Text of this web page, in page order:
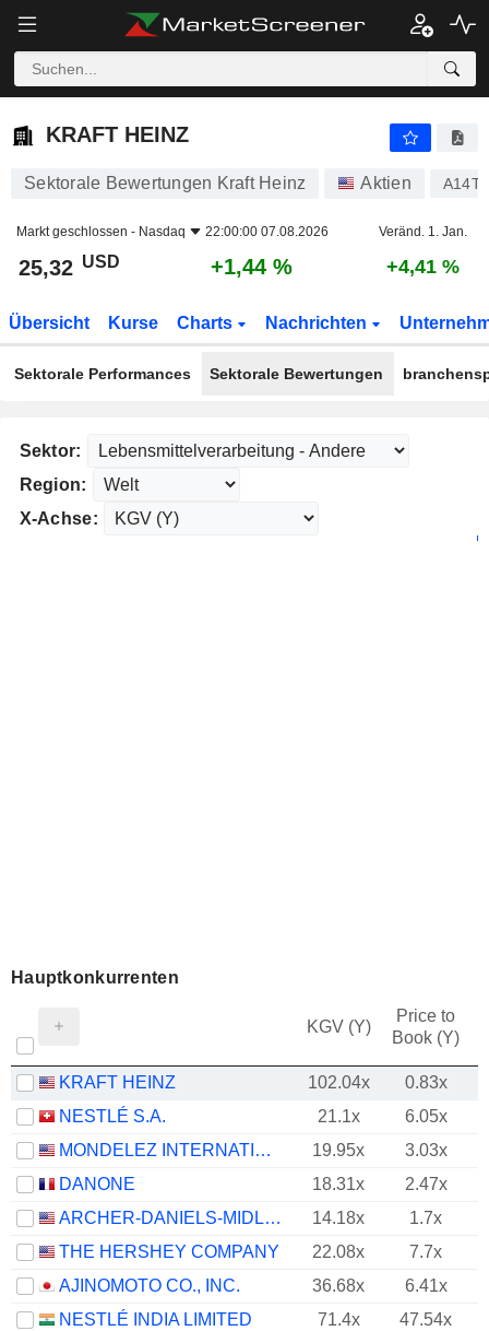
KRAFT HEINZ
KRAFT HEINZ
Sektorale Bewertungen Kraft Heinz Aktien
Markt geschlossen - Nasdaq 22:00:00 07.08.2026 Veränd. 1. Jan.
25,32 USD +1,44 % +4,41 %
Übersicht Kurse Charts Nachrichten
Sektorale Performances Sektorale Bewertungen
Sektor:
Region:
X-Achse:
Hauptkonkurrenten
KGV (Y)
Price to
Book (Y)
KRAFT HEINZ 102.04x
0.83x
NESTLÉ S.A.
21.1x
6.05x
MONDELEZ INTERNATIONAL, INC.
19.95x
3.03x
DANONE
18.31x
2.47x
ARCHER-DANIELS-MIDLAND COMPANY
14.18x
1.7x
THE HERSHEY COMPANY
22.08x
7.7x
AJINOMOTO CO., INC.
36.68x 6.41x
NESTLÉ INDIA LIMITED
71.4x
47.54x